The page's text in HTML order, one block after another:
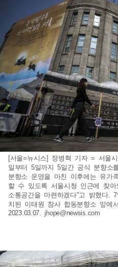
[서울=뉴시스] 정병혁 기자 = 서울
일부터 5일까지 5일간 공식 분향소
분향소 운영을 마친 이후에는 유가
할 수 있도록 서울시청 인근에 찾
소통공간을 마련하겠다"고 밝혔다.
치된 이태원 참사 합동분향소 앞에
2023.03.07. jhope@newsis.com